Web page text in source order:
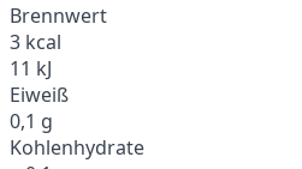
Brennwert
3 kcal
11 kJ
Eiweiß
0,1 g
Kohlenhydrate